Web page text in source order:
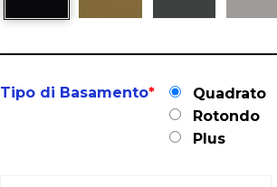
Tipo di Basamento*
Quadrato
Rotondo
Plus